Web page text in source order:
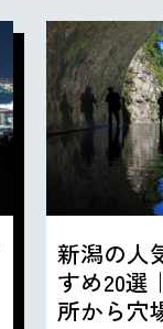
新潟の人
すめ20選
所から穴